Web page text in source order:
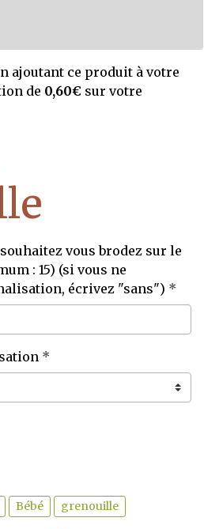
ajoutant ce produit à votre
de 0,60€ sur votre
vous brodez sur le
: 15) (si vous ne
écrivez "sans")
Bébé grenouille